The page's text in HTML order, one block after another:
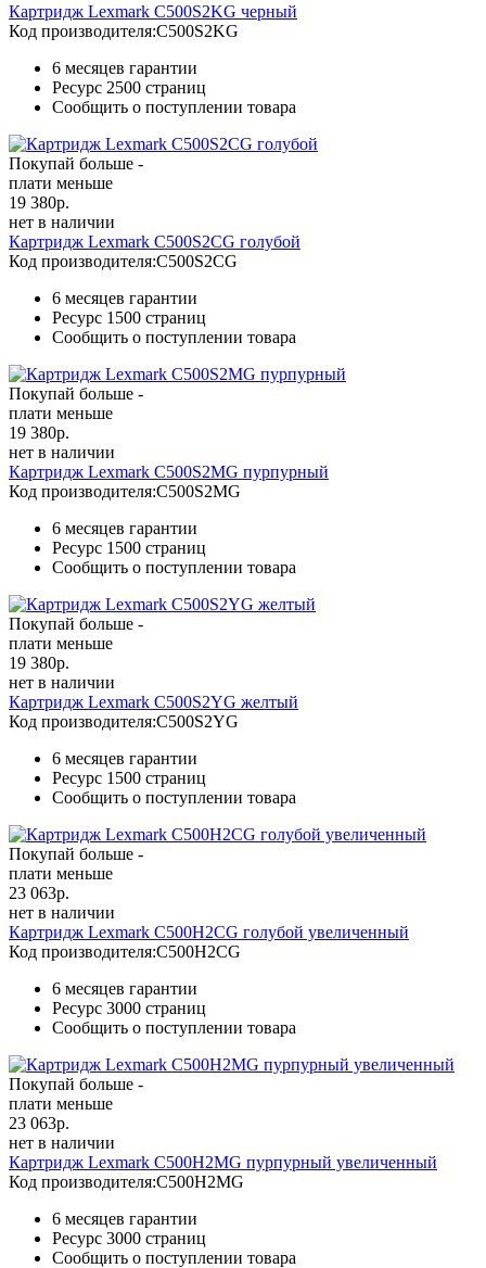
Картридж Lexmark C500S2KG черный
Код производителя:C500S2KG
6 месяцев гарантии
Ресурс 2500 страниц
Сообщить о поступлении товара
Покупай больше -
плати меньше
19 380р.
нет в наличии
Картридж Lexmark C500S2CG голубой
Код производителя:C500S2CG
6 месяцев гарантии
Ресурс 1500 страниц
Сообщить о поступлении товара
Покупай больше -
плати меньше
19 380р.
нет в наличии
Картридж Lexmark C500S2MG пурпурный
Код производителя:C500S2MG
6 месяцев гарантии
Ресурс 1500 страниц
Сообщить о поступлении товара
Покупай больше -
плати меньше
19 380р.
нет в наличии
Картридж Lexmark C500S2YG желтый
Код производителя:C500S2YG
6 месяцев гарантии
Ресурс 1500 страниц
Сообщить о поступлении товара
Покупай больше -
плати меньше
23 063р.
нет в наличии
Картридж Lexmark C500H2CG голубой увеличенный
Код производителя:C500H2CG
6 месяцев гарантии
Ресурс 3000 страниц
Сообщить о поступлении товара
Покупай больше -
плати меньше
23 063р.
нет в наличии
Картридж Lexmark C500H2MG пурпурный увеличенный
Код производителя:C500H2MG
6 месяцев гарантии
Ресурс 3000 страниц
Сообщить о поступлении товара